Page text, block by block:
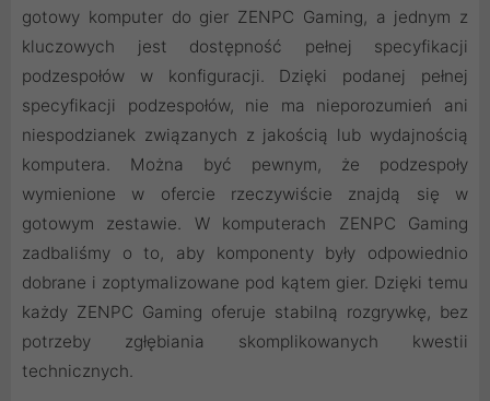
gotowy komputer do gier ZENPC Gaming, a jednym z
kluczowych jest dostępność pełnej specyfikacji
podzespołów w konfiguracji. Dzięki podanej pełnej
specyfikacji podzespołów, nie ma nieporozumień ani
niespodzianek związanych z jakością lub wydajnością
komputera. Można być pewnym, że podzespoły
wymienione w ofercie rzeczywiście znajdą się w
gotowym zestawie. W komputerach ZENPC Gaming
zadbaliśmy o to, aby komponenty były odpowiednio
dobrane i zoptymalizowane pod kątem gier. Dzięki temu
każdy ZENPC Gaming oferuje stabilną rozgrywkę, bez
potrzeby zgłębiania skomplikowanych kwestii
technicznych.